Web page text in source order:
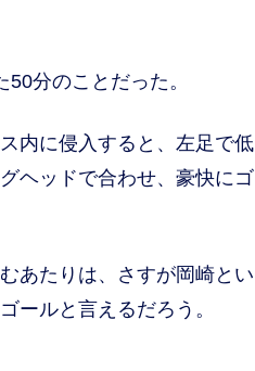
分のことだった。
内に侵入すると、左足で低
ヘッドで合わせ、豪快にゴ
あたりは、さすが岡崎とい
ールと言えるだろう。